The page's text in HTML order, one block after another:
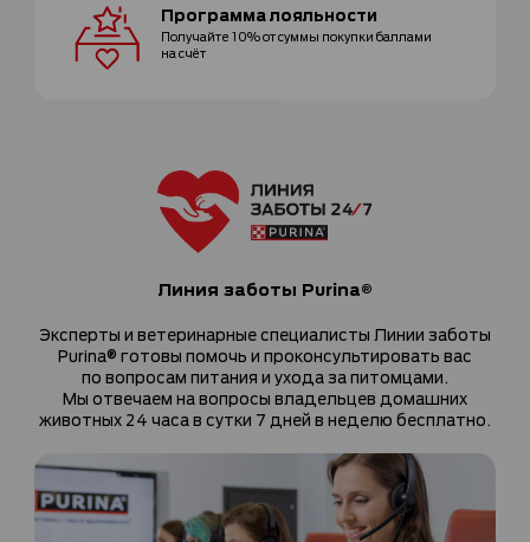
Программалояльности
Получайте 10% от суммы покупки баллами
на счёт
Линия заботы Purina®
Эксперты и ветеринарные специалисты Линии заботы
Purina® готовы помочь и проконсультировать вас
по вопросам питания и ухода за питомцами.
Мы отвечаем на вопросы владельцев домашних
животных 24 часа в сутки 7 дней в неделю бесплатно.